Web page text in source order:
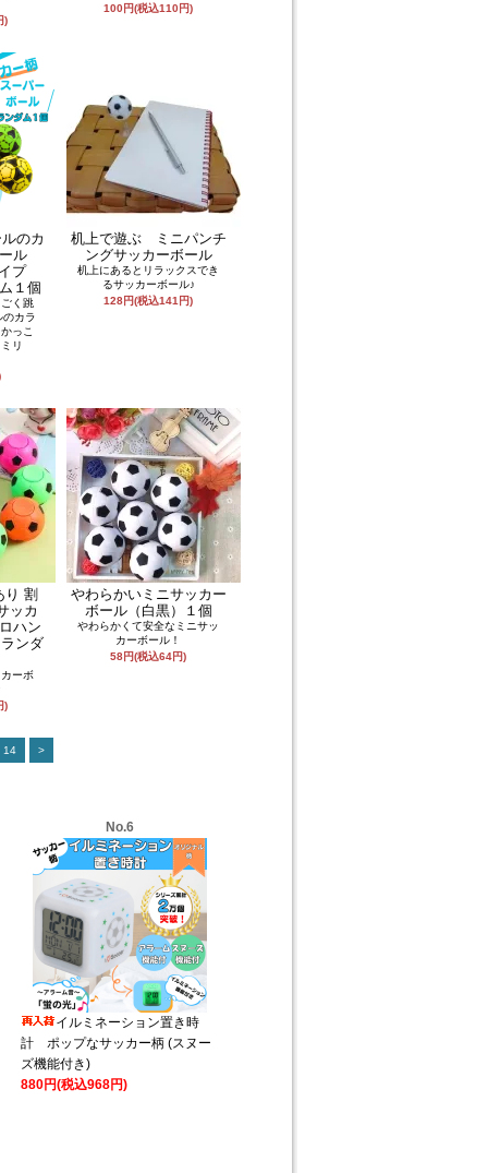
)
100円(税込110円)
のカ
ール
プ
１個
く跳
のカラ
っこ
ミリ
机上で遊ぶ ミニパンチ
ングサッカーボール
机上にあるとリラックスでき
るサッカーボール♪
128円(税込141円)
り 割
ッカ
ハン
ンダ
ーボ
)
やわらかいミニサッカー
ボール（白黒）１個
やわらかくて安全なミニサッ
カーボール！
58円(税込64円)
14 >
No.6
イルミネーション置き時
計 ポップなサッカー柄 (スヌー
ズ機能付き)
880円(税込968円)